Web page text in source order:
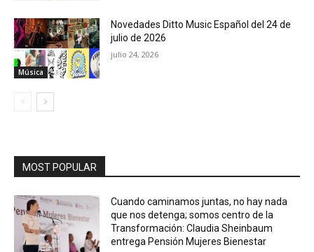
Música
Novedades Ditto Music Español del 24 de
julio de 2026
julio 24, 2026
MOST POPULAR
Cuando caminamos juntas, no hay nada
que nos detenga; somos centro de la
Transformación: Claudia Sheinbaum
entrega Pensión Mujeres Bienestar